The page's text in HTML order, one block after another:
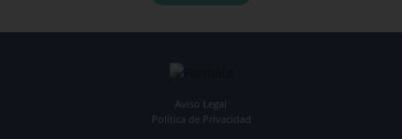
Aviso Legal
Política de Privacidad